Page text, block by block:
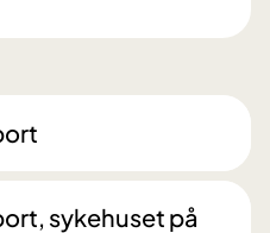
sykehuset på